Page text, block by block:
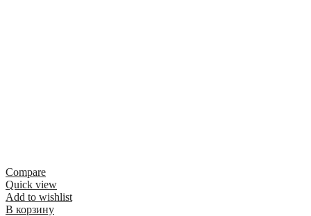
Compare
Quick view
Add to wishlist
В корзину